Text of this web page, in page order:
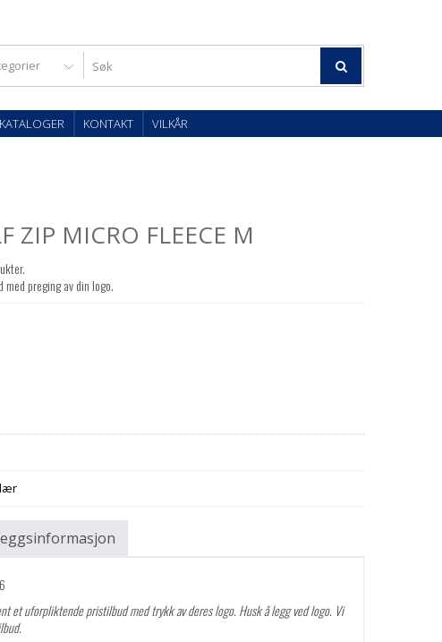
KATALOGER KONTAKT VILKÅR
ZIP MICRO FLEECE M
preging av din logo.
et uforpliktende pristilbud med trykk av deres logo. Husk å legg ved logo. Vi